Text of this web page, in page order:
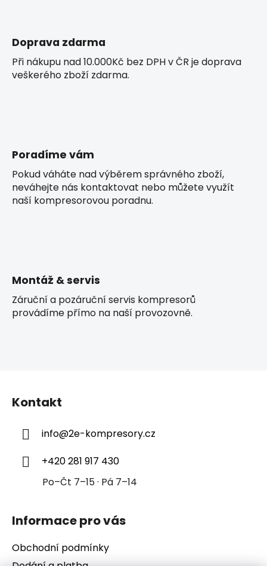
Doprava zdarma
Při nákupu nad 10.000Kč bez DPH v ČR je doprava
veškerého zboží zdarma.
Poradíme vám
Pokud váháte nad výběrem správného zboží,
neváhejte nás kontaktovat nebo můžete využít
naší kompresorovou poradnu.
Montáž & servis
Záruční a pozáruční servis kompresorů
provádíme přímo na naší provozovně.
Kontakt
info@2e-kompresory.cz
+420 281 917 430
Po–Čt 7–15 · Pá 7–14
Informace pro vás
Obchodní podmínky